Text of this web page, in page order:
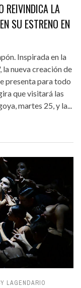
REIVINDICA LA
SU ESTRENO EN
Inspirada en la
nueva creación de
presenta para todo
que visitará las
martes 25, y la...
LAGENDARIO